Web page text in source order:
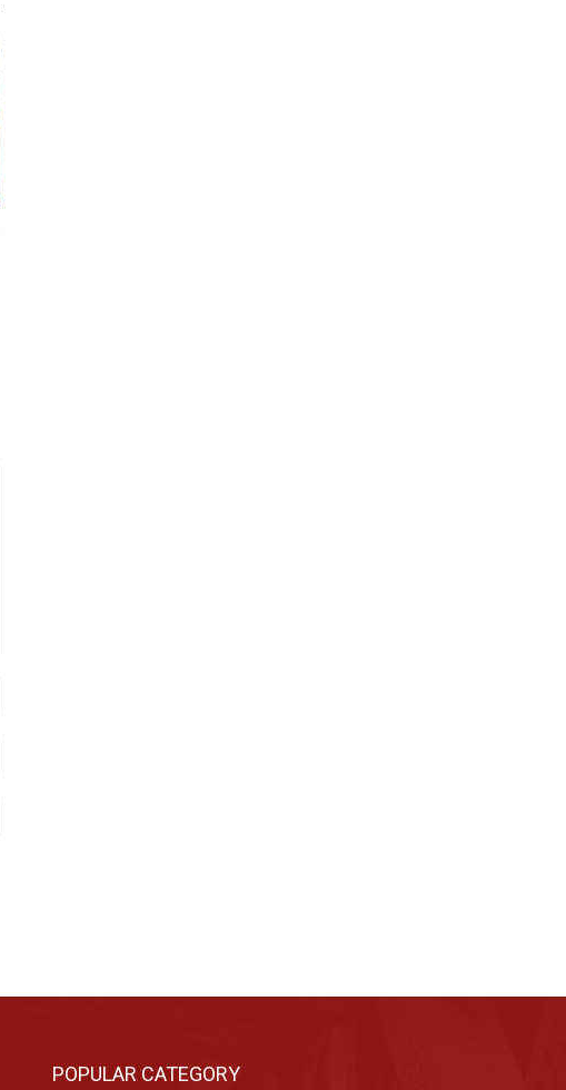
POPULAR CATEGORY